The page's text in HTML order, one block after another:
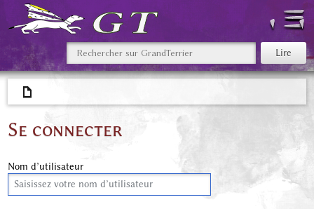
Se connecter
Nom d’utilisateur